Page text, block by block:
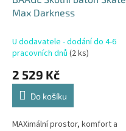
Max Darkness
U dodavatele - dodání do 4-6
pracovních dnů (2 ks)
2 529 Kč
Do košíku
MAXimální prostor, komfort a